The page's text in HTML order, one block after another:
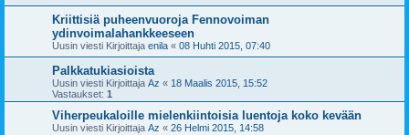
Kriittisiä puheenvuoroja Fennovoiman
ydinvoimalahankkeeseen
Uusin viesti Kirjoittaja enila « 08 Huhti 2015, 07:40
Palkkatukiasioista
Uusin viesti Kirjoittaja Az « 18 Maalis 2015, 15:52
Vastaukset: 1
Viherpeukaloille mielenkiintoisia luentoja koko kevään
Uusin viesti Kirjoittaja Az « 26 Helmi 2015, 14:58